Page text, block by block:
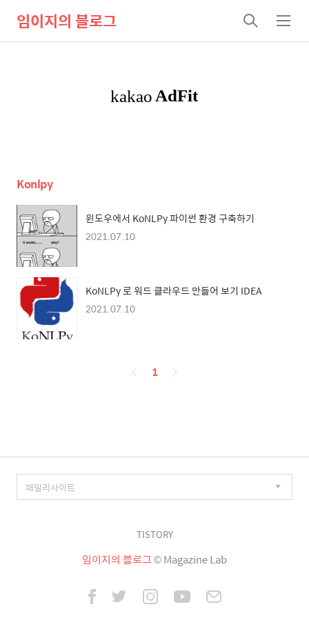
임이지의 블로그
검
색
메
뉴
Konlpy
윈도우에서 KoNLPy 파이썬 환경 구축하기
2021.07.10
KoNLPy 로 워드 클라우드 만들어 보기 IDEA
2021.07.10
페
1
TISTORY
임이지의 블로그© Magazine Lab